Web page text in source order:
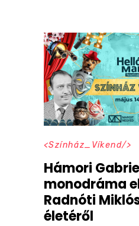
Színház_Víkend
Hámori
monodráma
Radnóti
életéről